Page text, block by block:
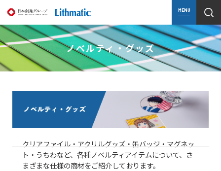
MENU
ノベルティ・グッズ
クリアファイル・アクリルグッズ・缶バッジ・マグネッ
ト・うちわなど、各種ノベルティアイテムについて、さ
まざまな仕様の商材をご紹介しております。